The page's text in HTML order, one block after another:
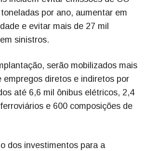
por ano, aumentar em
e evitar mais de 27 mil
sinistros.
serão mobilizados mais
empregos diretos e indiretos por
até 6,6 mil ônibus elétricos, 2,4
e 600 composições de
dos investimentos para a